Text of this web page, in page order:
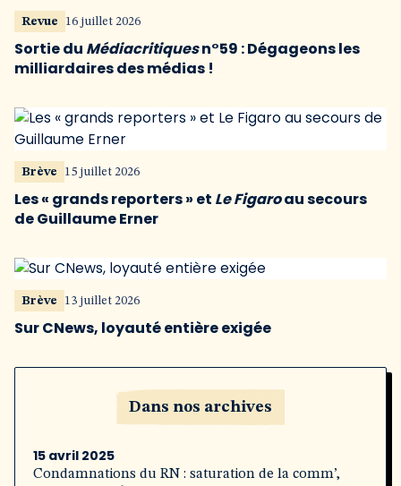
Revue 16 juillet 2026
Sortie du Médiacritiquesn°59 : Dégageons les
milliardaires des médias !
Brève 15 juillet 2026
Les « grands reporters » et Le Figaroau secours
de Guillaume Erner
Brève 13 juillet 2026
Sur CNews, loyauté entière exigée
Dans nos archives
15 avril 2025
Condamnations du RN : saturation de la comm’,